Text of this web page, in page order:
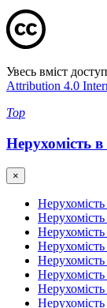
Увесь вміст
Attribution 4.0
Top
Нерухомість в
×
Нерухомість
Нерухомість
Нерухомість